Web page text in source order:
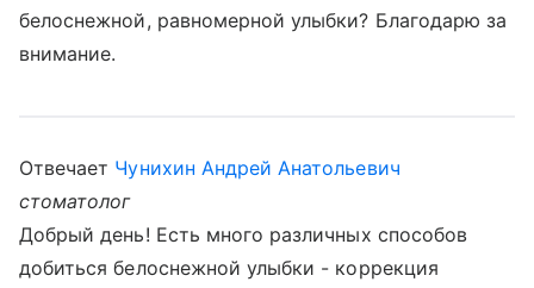
белоснежной, равномерной улыбки? Благодарю за
внимание.
Отвечает Чунихин Андрей Анатольевич
стоматолог
Добрый день! Есть много различных способов
добиться белоснежной улыбки - коррекция